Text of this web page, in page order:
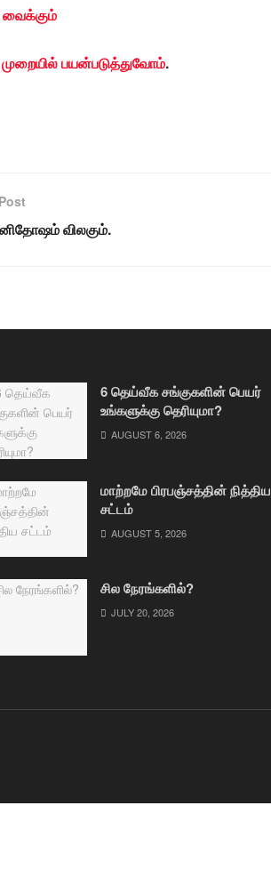
வைக்கும்
பயன்படுத்துவோம்.
விலகும்.
6 தெய்வீக சங்குகளின் பெயர்
உங்களுக்கு தெரியுமா?
AUGUST 6, 2026
மாற்றமே பிரபஞ்சத்தின் நித்திய
சட்டம்
AUGUST 5, 2026
சில நேரங்களில்?
JULY 20, 2026